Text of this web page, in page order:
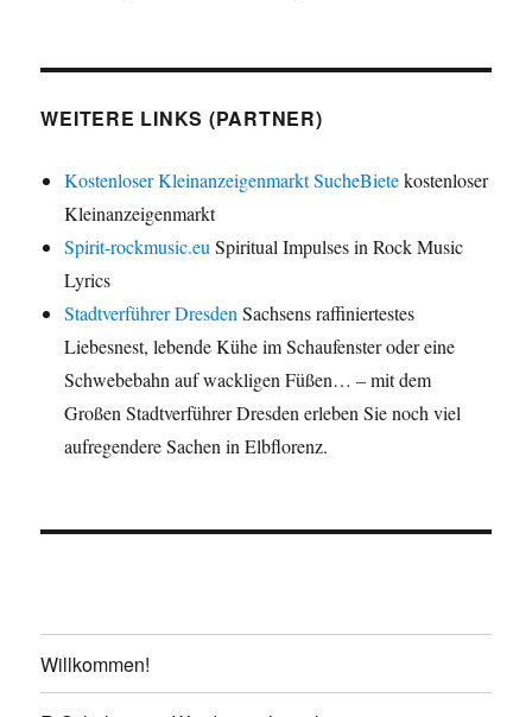
WEITERE LINKS (PARTNER)
Kostenloser Kleinanzeigenmarkt SucheBietekostenloser
Kleinanzeigenmarkt
Spirit-rockmusic.eu Spiritual Impulses in Rock Music
Lyrics
Stadtverführer Dresden Sachsens raffiniertestes
Liebesnest, lebende Kühe im Schaufenster oder eine
Schwebebahn auf wackligen Füßen… – mit dem
Großen Stadtverführer Dresden erleben Sie noch viel
aufregendere Sachen in Elbflorenz.
Willkommen!